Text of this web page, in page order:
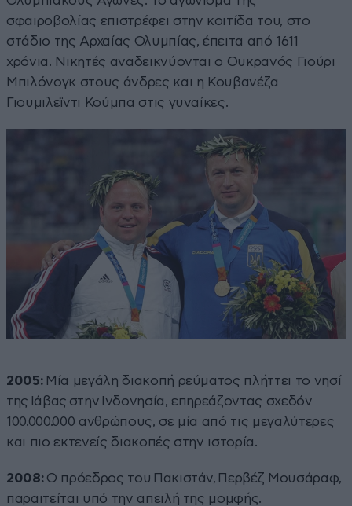
σφαιροβολίας επιστρέφει στην κοιτίδα του, στο
στάδιο της Αρχαίας Ολυμπίας, έπειτα από 1611
χρόνια. Νικητές αναδεικνύονται ο Ουκρανός Γιούρι
Μπιλόνογκ στους άνδρες και η Κουβανέζα
Γιουμιλεϊντι Κούμπα στις γυναίκες.
2005: Μία μεγάλη διακοπή ρεύματος πλήττει το νησί
της Ιάβας στην Ινδονησία, επηρεάζοντας σχεδόν
100.000.000 ανθρώπους, σε μία από τις μεγαλύτερες
και πιο εκτενείς διακοπές στην ιστορία.
2008: Ο πρόεδρος του Πακιστάν, Περβέζ Μουσάραφ,
παραιτείται υπό την απειλή της μομφής.